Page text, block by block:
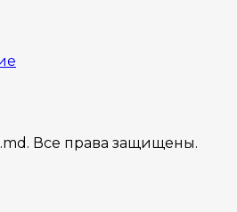
Все права защищены.